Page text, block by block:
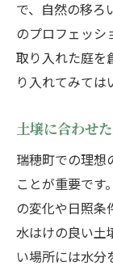
で、自然の移ろ
のプロフェッシ
取り入れた庭を
り入れてみては
土壌に合わせ
瑞穂町での理想
ことが重要です
の変化や日照条
水はけの良い土
い場所には水分